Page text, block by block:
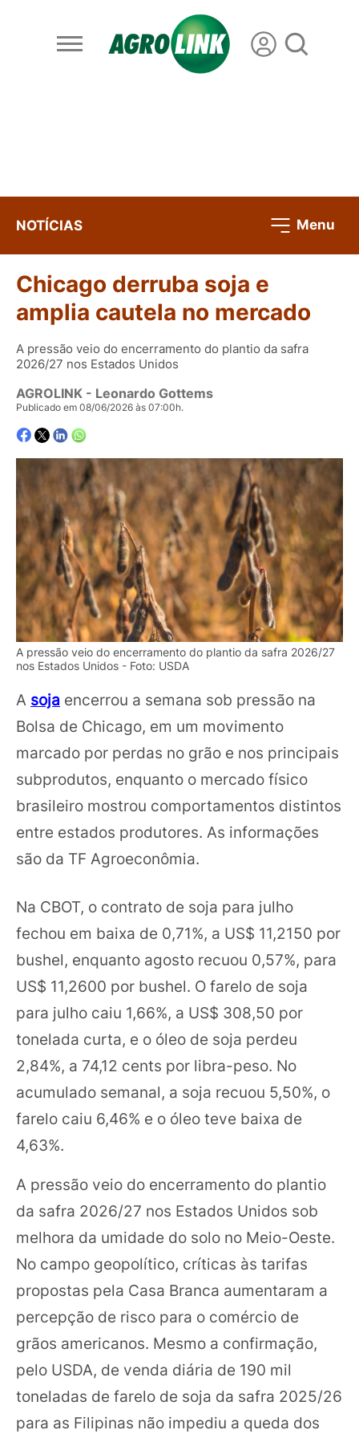
NOTÍCIAS Menu
Chicago derruba soja e
amplia cautela no mercado
A pressão veio do encerramento do plantio da safra
2026/27 nos Estados Unidos
AGROLINK - Leonardo Gottems
Publicado em 08/06/2026 às 07:00h.
A pressão veio do encerramento do plantio da safra 2026/27
nos Estados Unidos - Foto: USDA
A soja encerrou a semana sob pressão na
Bolsa de Chicago, em um movimento
marcado por perdas no grão e nos principais
subprodutos, enquanto o mercado físico
brasileiro mostrou comportamentos distintos
entre estados produtores. As informações
são da TF Agroeconômia.
Na CBOT, o contrato de soja para julho
fechou em baixa de 0,71%, a US$ 11,2150 por
bushel, enquanto agosto recuou 0,57%, para
US$ 11,2600 por bushel. O farelo de soja
para julho caiu 1,66%, a US$ 308,50 por
tonelada curta, e o óleo de soja perdeu
2,84%, a 74,12 cents por libra-peso. No
acumulado semanal, a soja recuou 5,50%, o
farelo caiu 6,46% e o óleo teve baixa de
4,63%.
A pressão veio do encerramento do plantio
da safra 2026/27 nos Estados Unidos sob
melhora da umidade do solo no Meio-Oeste.
No campo geopolítico, críticas às tarifas
propostas pela Casa Branca aumentaram a
percepção de risco para o comércio de
grãos americanos. Mesmo a confirmação,
pelo USDA, de venda diária de 190 mil
toneladas de farelo de soja da safra 2025/26
para as Filipinas não impediu a queda dos